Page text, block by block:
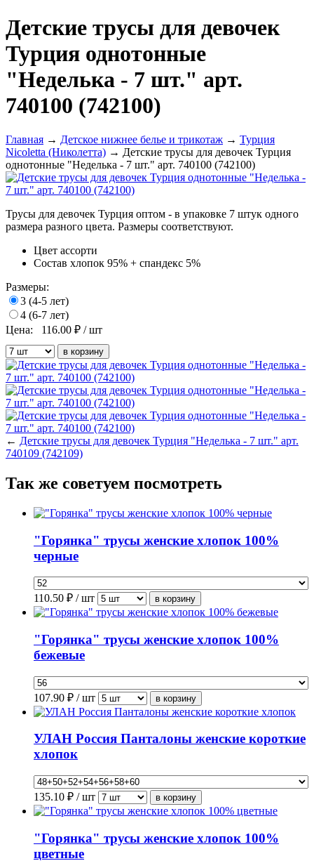
Детские трусы для девочек
Турция однотонные
"Неделька - 7 шт." арт.
740100 (742100)
Главная → Детское нижнее белье и трикотаж → Турция
Nicoletta (Николетта) → Детские трусы для девочек Турция
однотонные "Неделька - 7 шт." арт. 740100 (742100)
Трусы для девочек Турция оптом - в упаковке 7 штук одного
размера разного цвета. Размеры соответствуют.
Цвет ассорти
Состав хлопок 95% + спандекс 5%
Размеры:
3 (4-5 лет)
4 (6-7 лет)
Цена:
116.00 ₽ / шт
← Детские трусы для девочек Турция "Неделька - 7 шт." арт.
740109 (742109)
Так же советуем посмотреть
"Горянка" трусы женские хлопок 100%
черные
110.50 ₽ / шт
"Горянка" трусы женские хлопок 100%
бежевые
107.90 ₽ / шт
УЛАН Россия Панталоны женские короткие
хлопок
135.10 ₽ / шт
"Горянка" трусы женские хлопок 100%
цветные